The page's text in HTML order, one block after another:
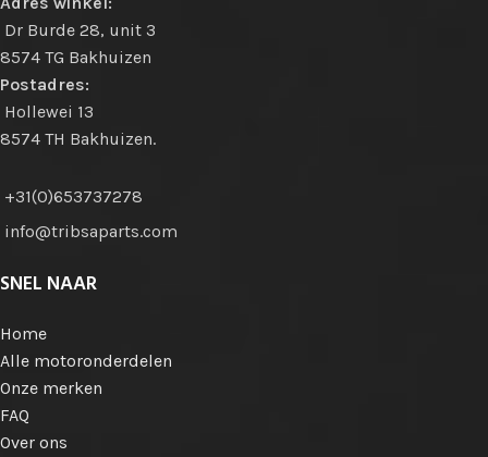
Dr Burde 28, unit 3
8574 TG Bakhuizen
Postadres:
Hollewei 13
8574 TH Bakhuizen.
+31(0)653737278
info@tribsaparts.com
SNEL NAAR
Home
Alle motoronderdelen
Onze merken
FAQ
Over ons